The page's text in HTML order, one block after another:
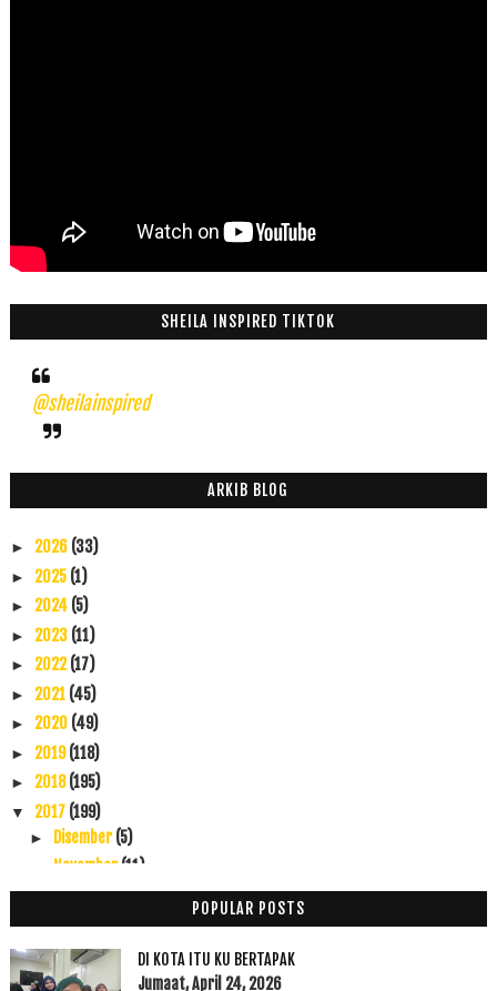
SHEILA INSPIRED TIKTOK
@sheilainspired
ARKIB BLOG
► 2026 (33)
► 2025 (1)
► 2024 (5)
► 2023 (11)
► 2022(17)
► 2021 (45)
► 2020 (49)
► 2019(118)
► 2018(195)
▼ 2017 (199)
► Disember(5)
November(11)
►Oktober(38)
►September(22)
►Ogos(20)
►Julai(21)
POPULAR POSTS
DI KOTA ITU KU BERTAPAK
Jumaat, April 24, 2026